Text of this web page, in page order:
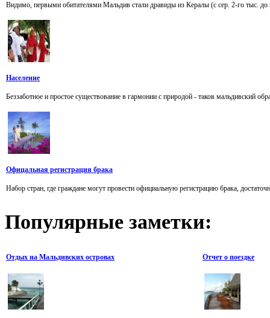
Видимо, первыми обитателями Мальдив стали дравиды из Кералы (с сер. 2-го тыс. до
Население
Беззаботное и простое существование в гармонии с природой - таков мальдивский
Офицальная регистрация брака
Набор стран, где граждане могут провести официальную регистрацию брака,
Популярные заметки:
Отдых на Мальдивских островах Отчет о поездке